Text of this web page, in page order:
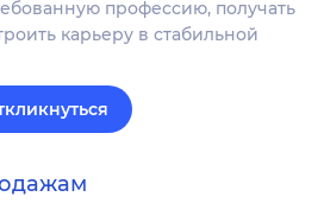
профессию, получать
карьеру в стабильной